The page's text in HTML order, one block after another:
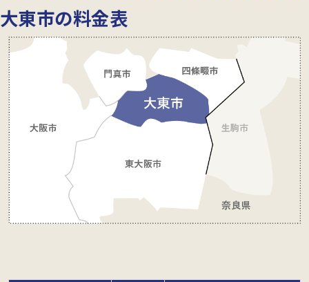
大東市の料金表